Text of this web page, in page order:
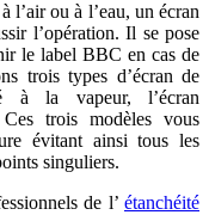
l’air ou à l’eau, un écran
l’opération. Il se pose
le label BBC en cas de
trois types d’écran de
à la vapeur, l’écran
trois modèles vous
évitant ainsi tous les
singuliers.
de l’ étanchéité